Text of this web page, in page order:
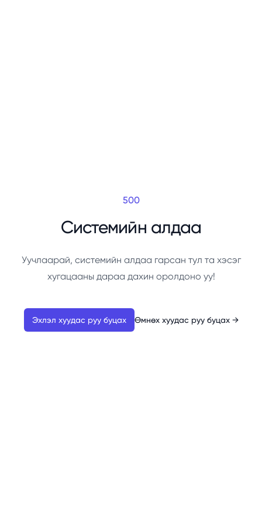
500
Системийн алдаа
Уучлаарай, системийн алдаа гарсан тул та хэсэг
хугацааны дараа дахин оролдоно уу!
Эхлэл хуудас руу буцах Өмнөх хуудас руу буцах →